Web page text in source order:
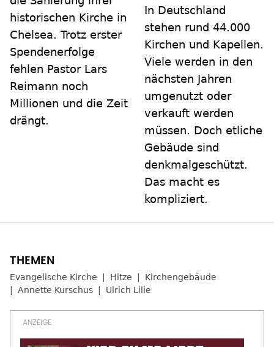
historischen Kirche in
Chelsea. Trotz erster
Spendenerfolge
fehlen Pastor Lars
Reimann noch
Millionen und die Zeit
drängt.
In Deutschland
stehen rund 44.000
Kirchen und Kapellen.
Viele werden in den
nächsten Jahren
umgenutzt oder
verkauft werden
müssen. Doch etliche
Gebäude sind
denkmalgeschützt.
Das macht es
kompliziert.
Evangelische Kirche Hitze
Kirchengebäude
Annette Kurschus
Ulrich Lilie